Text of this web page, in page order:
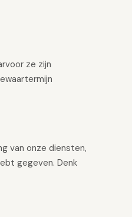
ze zijn
van onze diensten,
gegeven. Denk